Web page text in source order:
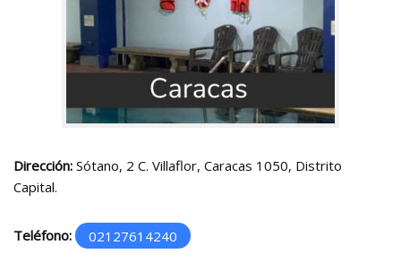
Dirección: Sótano, 2 C. Villaflor, Caracas 1050, Distrito
Capital.
Teléfono: 02127614240